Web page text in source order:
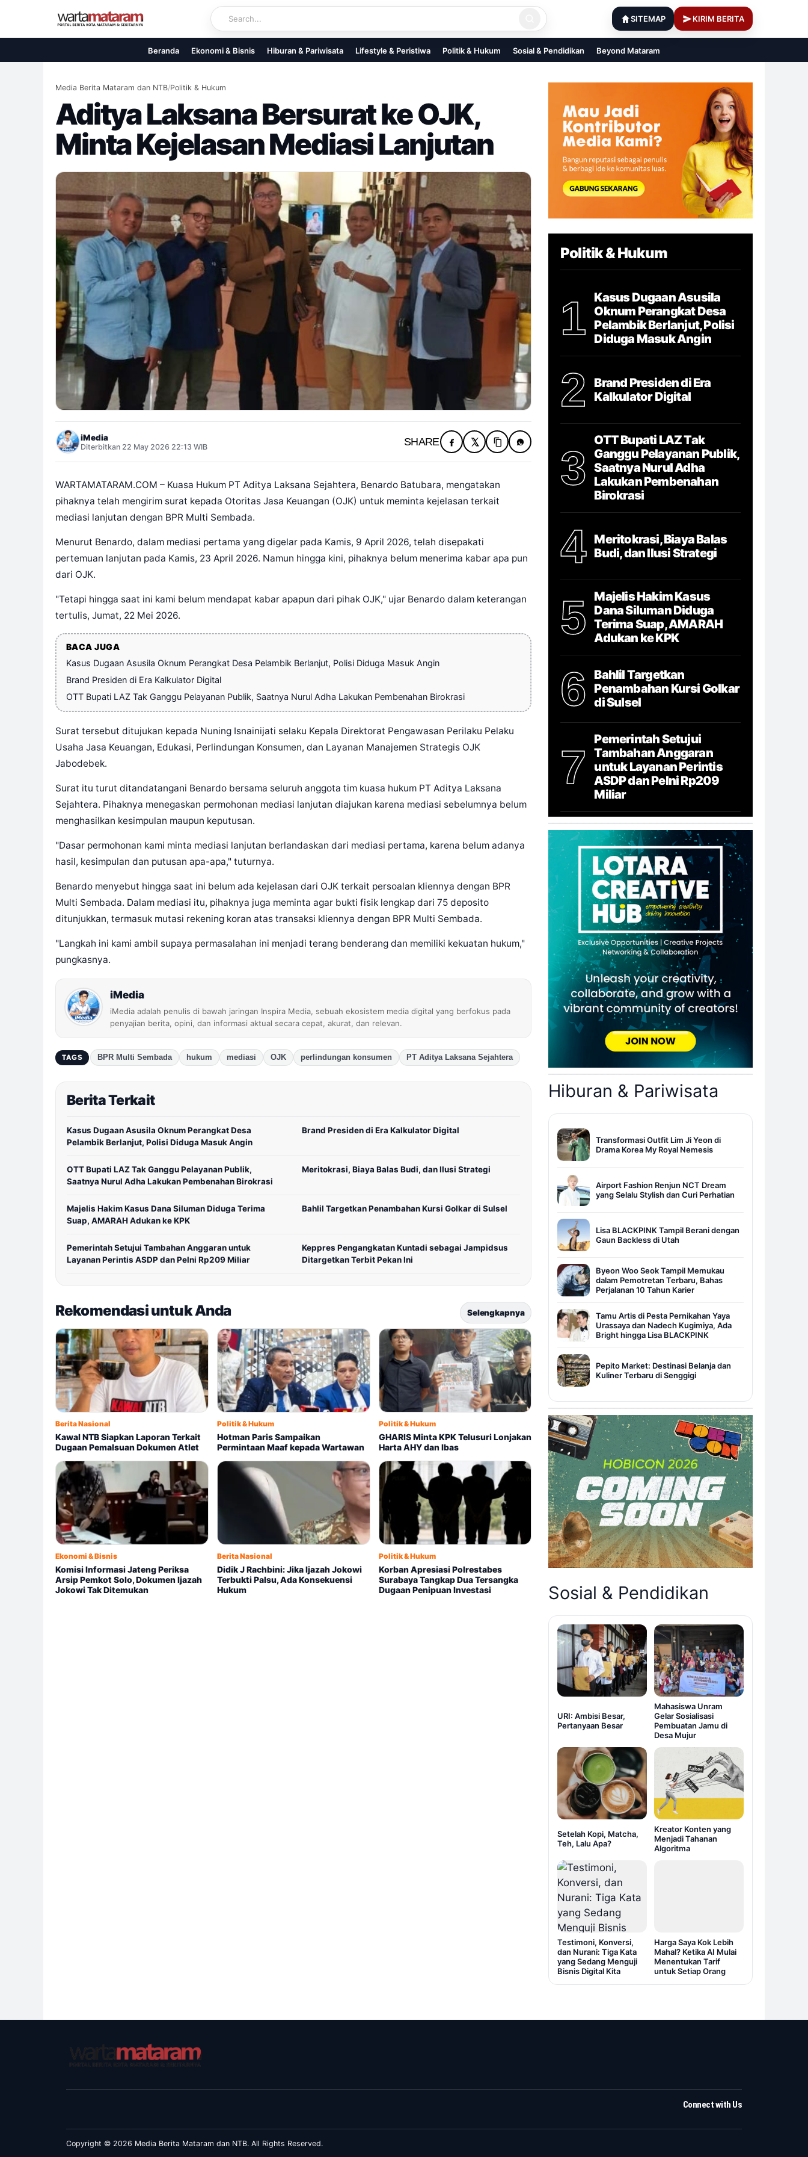
content
SITEMAP KIRIM BERITA
Beranda Ekonomi & Bisnis Hiburan & Pariwisata Lifestyle & Peristiwa Politik & Hukum Sosial & Pendidikan Beyond Mataram
Media Berita Mataram dan NTB/Politik & Hukum
Aditya Laksana Bersurat ke OJK,
Minta Kejelasan Mediasi Lanjutan
iMedia
Diterbitkan 22 May 2026 22:13 WIB SHARE
WARTAMATARAM.COM – Kuasa Hukum PT Aditya Laksana Sejahtera, Benardo Batubara, mengatakan
pihaknya telah mengirim surat kepada Otoritas Jasa Keuangan (OJK) untuk meminta kejelasan terkait
mediasi lanjutan dengan BPR Multi Sembada.
Menurut Benardo, dalam mediasi pertama yang digelar pada Kamis, 9 April 2026, telah disepakati
pertemuan lanjutan pada Kamis, 23 April 2026. Namun hingga kini, pihaknya belum menerima kabar apa pun
dari OJK.
"Tetapi hingga saat ini kami belum mendapat kabar apapun dari pihak OJK," ujar Benardo dalam keterangan
tertulis, Jumat, 22 Mei 2026.
BACA JUGA
Kasus Dugaan Asusila Oknum Perangkat Desa Pelambik Berlanjut, Polisi Diduga Masuk Angin
Brand Presiden di Era Kalkulator Digital
OTT Bupati LAZ Tak Ganggu Pelayanan Publik, Saatnya Nurul Adha Lakukan Pembenahan Birokrasi
Surat tersebut ditujukan kepada Nuning Isnainijati selaku Kepala Direktorat Pengawasan Perilaku Pelaku
Usaha Jasa Keuangan, Edukasi, Perlindungan Konsumen, dan Layanan Manajemen Strategis OJK
Jabodebek.
Surat itu turut ditandatangani Benardo bersama seluruh anggota tim kuasa hukum PT Aditya Laksana
Sejahtera. Pihaknya menegaskan permohonan mediasi lanjutan diajukan karena mediasi sebelumnya belum
menghasilkan kesimpulan maupun keputusan.
"Dasar permohonan kami minta mediasi lanjutan berlandaskan dari mediasi pertama, karena belum adanya
hasil, kesimpulan dan putusan apa-apa," tuturnya.
Benardo menyebut hingga saat ini belum ada kejelasan dari OJK terkait persoalan kliennya dengan BPR
Multi Sembada. Dalam mediasi itu, pihaknya juga meminta agar bukti fisik lengkap dari 75 deposito
ditunjukkan, termasuk mutasi rekening koran atas transaksi kliennya dengan BPR Multi Sembada.
"Langkah ini kami ambil supaya permasalahan ini menjadi terang benderang dan memiliki kekuatan hukum,"
pungkasnya.
iMedia
iMedia adalah penulis di bawah jaringan Inspira Media, sebuah ekosistem media digital yang berfokus pada
penyajian berita, opini, dan informasi aktual secara cepat, akurat, dan relevan.
TAGS BPR Multi Sembada hukum mediasi OJK perlindungan konsumen PT Aditya Laksana Sejahtera
Berita Terkait
Kasus Dugaan Asusila Oknum Perangkat Desa
Pelambik Berlanjut, Polisi Diduga Masuk Angin
Brand Presiden di Era Kalkulator Digital
OTT Bupati LAZ Tak Ganggu Pelayanan Publik,
Saatnya Nurul Adha Lakukan Pembenahan Birokrasi
Meritokrasi, Biaya Balas Budi, dan Ilusi Strategi
Majelis Hakim Kasus Dana Siluman Diduga Terima
Suap, AMARAH Adukan ke KPK
Bahlil Targetkan Penambahan Kursi Golkar di Sulsel
Pemerintah Setujui Tambahan Anggaran untuk
Layanan Perintis ASDP dan Pelni Rp209 Miliar
Keppres Pengangkatan Kuntadi sebagai Jampidsus
Ditargetkan Terbit Pekan Ini
Rekomendasi untuk Anda Selengkapnya
Berita Nasional
Kawal NTB Siapkan Laporan Terkait
Dugaan Pemalsuan Dokumen Atlet
Politik & Hukum
Hotman Paris Sampaikan
Permintaan Maaf kepada Wartawan
Politik & Hukum
GHARIS Minta KPK Telusuri Lonjakan
Harta AHY dan Ibas
Ekonomi & Bisnis
Komisi Informasi Jateng Periksa
Arsip Pemkot Solo, Dokumen Ijazah
Jokowi Tak Ditemukan
Berita Nasional
Didik J Rachbini: Jika Ijazah Jokowi
Terbukti Palsu, Ada Konsekuensi
Hukum
Politik & Hukum
Korban Apresiasi Polrestabes
Surabaya Tangkap Dua Tersangka
Dugaan Penipuan Investasi
Politik & Hukum
1
Kasus Dugaan Asusila
Oknum Perangkat Desa
Pelambik Berlanjut, Polisi
Diduga Masuk Angin
2
Brand Presiden di Era
Kalkulator Digital
3
OTT Bupati LAZ Tak
Ganggu Pelayanan Publik,
Saatnya Nurul Adha
Lakukan Pembenahan
Birokrasi
4
Meritokrasi, Biaya Balas
Budi, dan Ilusi Strategi
5
Majelis Hakim Kasus
Dana Siluman Diduga
Terima Suap, AMARAH
Adukan ke KPK
6
Bahlil Targetkan
Penambahan Kursi Golkar
di Sulsel
7
Pemerintah Setujui
Tambahan Anggaran
untuk Layanan Perintis
ASDP dan Pelni Rp209
Miliar
Hiburan & Pariwisata
Transformasi Outfit Lim Ji Yeon di
Drama Korea My Royal Nemesis
Airport Fashion Renjun NCT Dream
yang Selalu Stylish dan Curi Perhatian
Lisa BLACKPINK Tampil Berani dengan
Gaun Backless di Utah
Byeon Woo Seok Tampil Memukau
dalam Pemotretan Terbaru, Bahas
Perjalanan 10 Tahun Karier
Tamu Artis di Pesta Pernikahan Yaya
Urassaya dan Nadech Kugimiya, Ada
Bright hingga Lisa BLACKPINK
Pepito Market: Destinasi Belanja dan
Kuliner Terbaru di Senggigi
Sosial & Pendidikan
URI: Ambisi Besar,
Pertanyaan Besar
Mahasiswa Unram
Gelar Sosialisasi
Pembuatan Jamu di
Desa Mujur
Setelah Kopi, Matcha,
Teh, Lalu Apa?
Kreator Konten yang
Menjadi Tahanan
Algoritma
Testimoni, Konversi,
dan Nurani: Tiga Kata
yang Sedang Menguji
Bisnis Digital Kita
Harga Saya Kok Lebih
Mahal? Ketika AI Mulai
Menentukan Tarif
untuk Setiap Orang
Connect with Us
Copyright © 2026 Media Berita Mataram dan NTB. All Rights Reserved.